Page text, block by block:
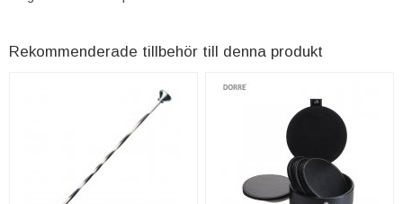
Rekommenderade tillbehör till denna produkt